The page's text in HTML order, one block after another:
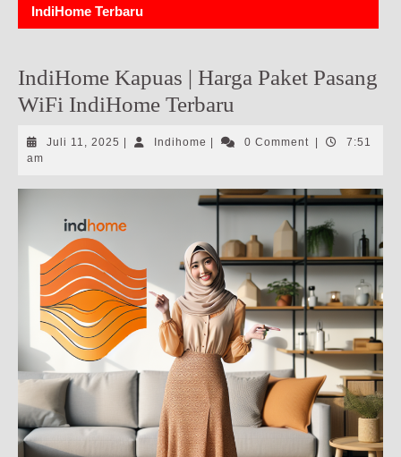
IndiHome Terbaru
IndiHome Kapuas | Harga Paket Pasang
WiFi IndiHome Terbaru
Juli 11, 2025 Juli
Indihome Indihome0 Comment
7:51
am